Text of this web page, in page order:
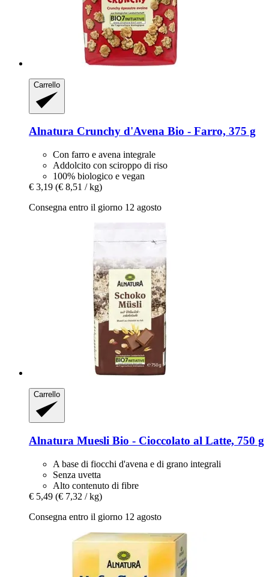
Carrello
Alnatura Crunchy d'Avena Bio -​ Farro, 375 g
Con farro e avena integrale
Addolcito con sciroppo di riso
100% biologico e vegan
€ 3,19 (€ 8,51 / kg)
Consegna entro il giorno 12 agosto
Carrello
Alnatura Muesli Bio -​ Cioccolato al Latte, 750 g
A base di fiocchi d'avena e di grano integrali
Senza uvetta
Alto contenuto di fibre
€ 5,49 (€ 7,32 / kg)
Consegna entro il giorno 12 agosto